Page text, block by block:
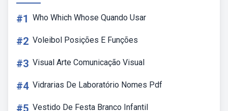
#1 Who Which Whose Quando Usar
#2 Voleibol Posições E Funções
#3 Visual Arte Comunicação Visual
#4 Vidrarias De Laboratório Nomes Pdf
#5 Vestido De Festa Branco Infantil